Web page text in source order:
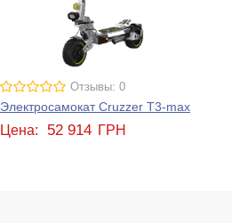
Отзывы: 0
Электросамокат Cruzzer T3-max
Цена: 52 914 ГРН